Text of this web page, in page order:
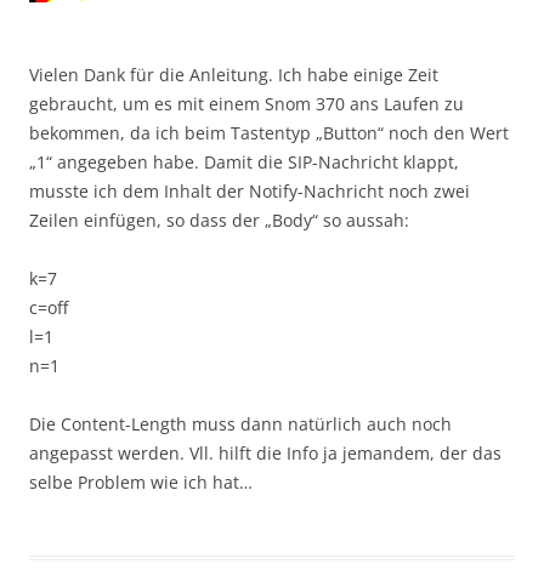
Vielen Dank für die Anleitung. Ich habe einige Zeit
gebraucht, um es mit einem Snom 370 ans Laufen zu
bekommen, da ich beim Tastentyp „Button“ noch den Wert
„1“ angegeben habe. Damit die SIP-Nachricht klappt,
musste ich dem Inhalt der Notify-Nachricht noch zwei
Zeilen einfügen, so dass der „Body“ so aussah:
k=7
c=off
l=1
n=1
Die Content-Length muss dann natürlich auch noch
angepasst werden. Vll. hilft die Info ja jemandem, der das
selbe Problem wie ich hat…